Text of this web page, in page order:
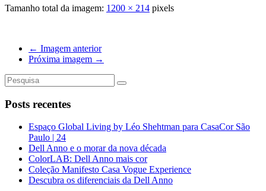
Tamanho total da imagem: 1200 × 214 pixels
← Imagem anterior
Próxima imagem →
Posts recentes
Espaço Global Living by Léo Shehtman para CasaCor São
Paulo | 24
Dell Anno e o morar da nova década
ColorLAB: Dell Anno mais cor
Coleção Manifesto Casa Vogue Experience
Descubra os diferenciais da Dell Anno